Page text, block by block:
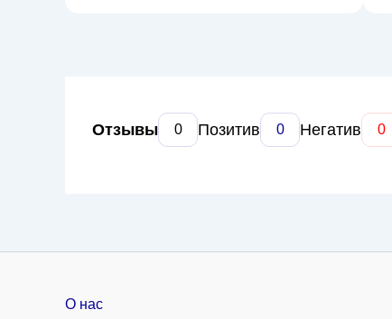
Отзывы 0 Позитив 0 Негатив 0
О нас